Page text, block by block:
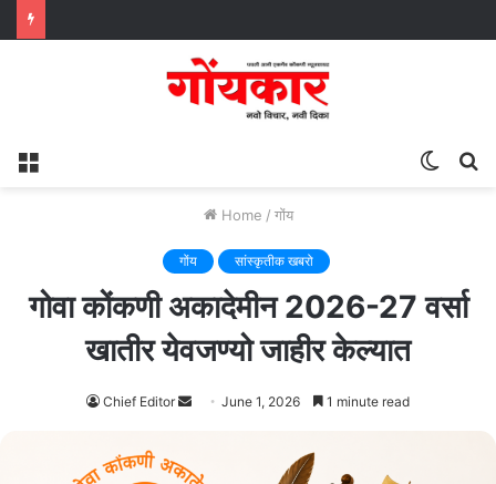
Menu
Switch
Home / गोंय
गोंय सांस्कृतीक खबरो
गोवा कोंकणी अकादेमीन 2026-27 वर्सा
खातीर येवजण्यो जाहीर केल्यात
Chief Editor
SendJune 1, 2026 1 minute read